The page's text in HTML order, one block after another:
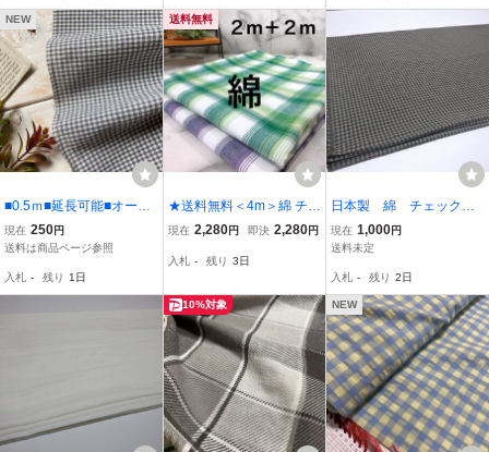
NEW
■0.5ｍ■延長可能■オーガ
ニック100％■オー■ガニ
ックガーゼミニギンガ
現在 250円
送料は商品ページ参照
入札 - 残り 1日
送料無料
★送料無料＜4m＞綿 チェ
ック 綿チェック 生地 綿1
ン 緑 紫 グリーン パープ
レット価格
現在 2,280円 即決 2,280円
入札 - 残り 3日
日本製 綿 チェック
柄 生地 薄 ５ｍ N7
77
現在 1,000円
送料未定
入札 - 残り 2日
10%対象 NEW